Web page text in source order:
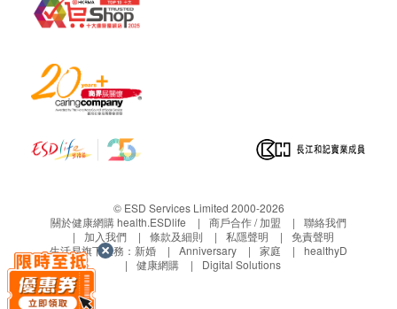
a.本地速遞$100郵費
備註
所有健康檢查計劃均包含
程序，將需另行收費。客戶若體檢後3個月內不提
戶如需額外索取報告複印本 。(體檢後三年內)，將
收取$300行政費及覆本文件，每張$10。
客人需自行承擔郵寄報告之風險。
免責聲明：
© ESD Services Limited 2000-2026
關於健康網購 health.ESDlife
商戶合作 / 加盟
聯絡我們
加入我們
條款及細則 私隱聲明
免責聲明
生活易旗下業務： 新婚 Anniversary 家庭
healthyD
健康網購
Digital Solutions